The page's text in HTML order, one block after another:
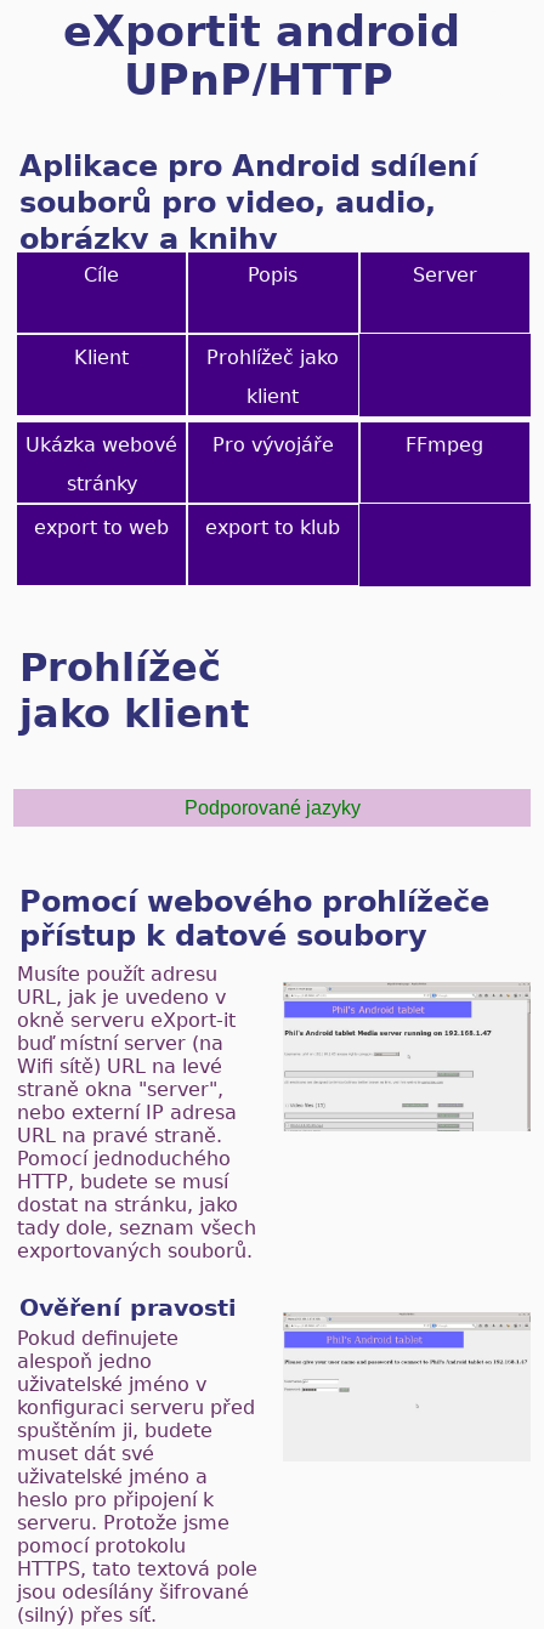
eXportit android
UPnP/HTTP
Aplikace pro Android sdílení
souborů pro video, audio,
obrázky a knihy
Cíle Popis Server
Klient
Prohlížeč jako
klient
Ukázka webové
stránky
Pro vývojáře FFmpeg
export to web export to klub
Prohlížeč
jako klient
Podporované jazyky
Pomocí webového prohlížeče
přístup k datové soubory
Musíte použít adresu
URL, jak je uvedeno v
okně serveru eXport-it
buď místní server (na
Wifi sítě) URL na levé
straně okna "server",
nebo externí IP adresa
URL na pravé straně.
Pomocí jednoduchého
HTTP, budete se musí
dostat na stránku, jako
tady dole, seznam všech
exportovaných souborů.
Ověření pravosti
Pokud definujete
alespoň jedno
uživatelské jméno v
konfiguraci serveru před
spuštěním ji, budete
muset dát své
uživatelské jméno a
heslo pro připojení k
serveru. Protože jsme
pomocí protokolu
HTTPS, tato textová pole
jsou odesílány šifrované
(silný) přes síť.